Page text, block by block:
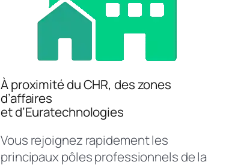
À proximité du CHR, des zones
d’affaires
et d’Euratechnologies
Vous rejoignez rapidement les
principaux pôles professionnels de la